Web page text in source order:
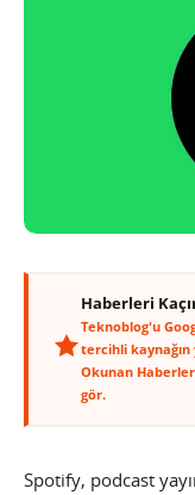
Haberleri
Teknoblog'u
tercihli kaynağın
Okunan
gör.
Spotify, podcast